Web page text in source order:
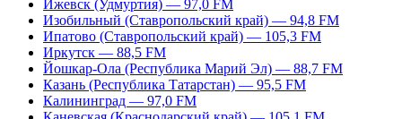
Ижевск (Удмуртия) — 97,0 FM
Изобильный (Ставропольский край) — 94,8 FM
Ипатово (Ставропольский край) — 105,3 FM
Иркутск — 88,5 FM
Йошкар-Ола (Республика Марий Эл) — 88,7 FM
Казань (Республика Татарстан) — 95,5 FM
Калининград — 97,0 FM